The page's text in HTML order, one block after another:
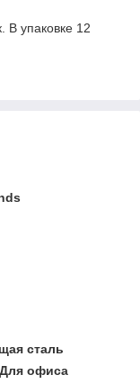
упаковке 12
сталь
офиса